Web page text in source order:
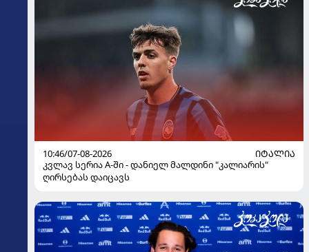
10:46/07-08-2026
ᲘᲢᲐᲚᲘᲐ
კვლავ სერია A-ში - დანიელ მალდინი "კალიარის"
ღირსებას დაიცავს